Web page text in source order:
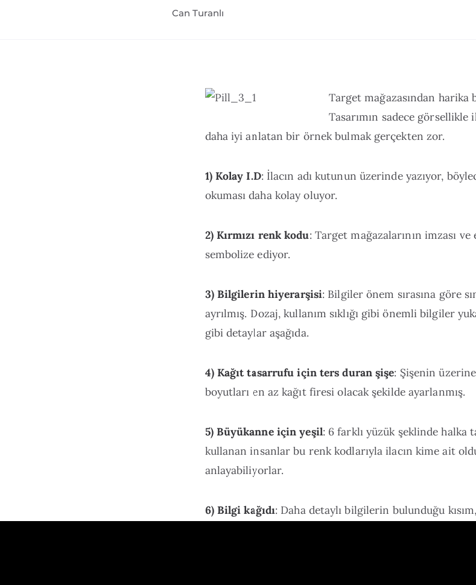
Can Turanlı
Target mağazasından harika
Tasarımın sadece görsellikle
daha iyi anlatan bir örnek bulmak gerçekten zor.
1) Kolay I.D: İlacın adı kutunun üzerinde yazıyor,
okuması daha kolay oluyor.
2) Kırmızı renk kodu: Target mağazalarının imzası
sembolize ediyor.
3) Bilgilerin hiyerarşisi: Bilgiler önem sırasına göre
ayrılmış. Dozaj, kullanım sıklığı gibi önemli bilgiler
gibi detaylar aşağıda.
4) Kağıt tasarrufu için ters duran şişe: Şişenin üzerine
boyutları en az kağıt firesi olacak şekilde ayarlanmış.
5) Büyükanne için yeşil: 6 farklı yüzük şeklinde halka
kullanan insanlar bu renk kodlarıyla ilacın kime ait
anlayabiliyorlar.
6) Bilgi kağıdı: Daha detaylı bilgilerin bulunduğu